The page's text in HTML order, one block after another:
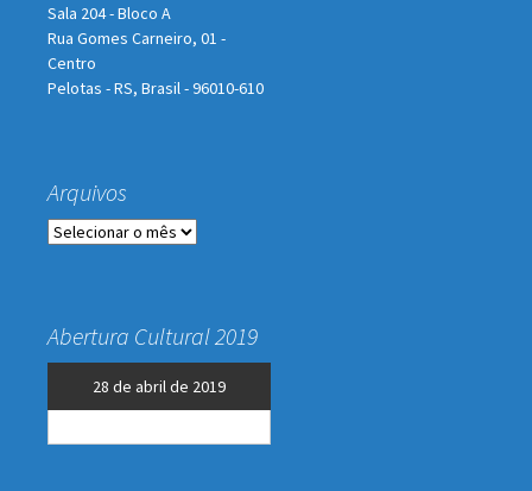
Sala 204 - Bloco A
Rua Gomes Carneiro, 01 -
Centro
Pelotas - RS, Brasil - 96010-610
Arquivos
Arquivos
Abertura Cultural 2019
28 de abril de 2019